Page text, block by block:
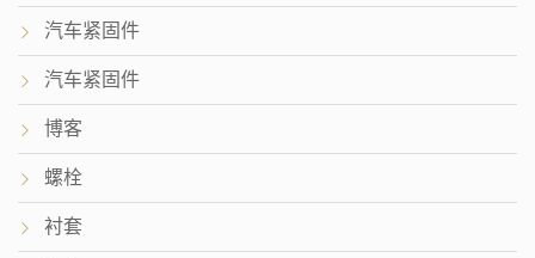
汽车紧固件
汽车紧固件
博客
螺栓
衬套